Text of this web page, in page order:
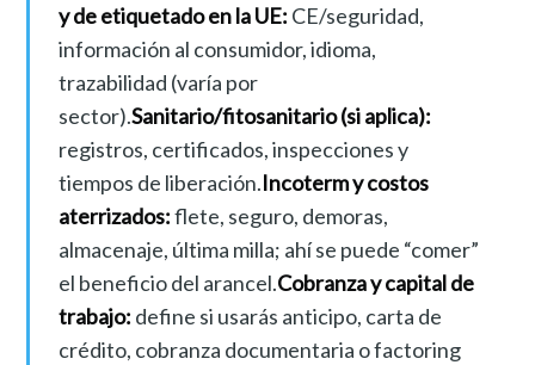
y de etiquetado en la UE: CE/seguridad,
información al consumidor, idioma,
trazabilidad (varía por
sector).Sanitario/fitosanitario (si aplica):
registros, certificados, inspecciones y
tiempos de liberación.Incoterm y costos
aterrizados:flete, seguro, demoras,
almacenaje, última milla; ahí se puede “comer”
el beneficio del arancel.Cobranza y capital de
trabajo: define si usarás anticipo, carta de
crédito, cobranza documentaria o factoring